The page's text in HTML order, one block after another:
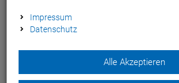
Stevens Equipe Jersey Trikot
dark blue
Das Stevens Equipe Jersey Trikot
Impressum
Datenschutz
Alle Akzeptieren